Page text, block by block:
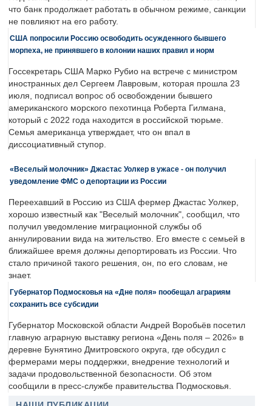
что банк продолжает работать в обычном режиме, санкции
не повлияют на его работу.
США попросили Россию освободить осужденного бывшего
морпеха, не принявшего в колонии наших правил и норм
Госсекретарь США Марко Рубио на встрече с министром
иностранных дел Сергеем Лавровым, которая прошла 23
июля, подписал вопрос об освобождении бывшего
американского морского пехотинца Роберта Гилмана,
который с 2022 года находится в российской тюрьме.
Семья американца утверждает, что он впал в
диссоциативный ступор.
«Веселый молочник» Джастас Уолкер в ужасе - он получил
уведомление ФМС о депортации из России
Переехавший в Россию из США фермер Джастас Уолкер,
хорошо известный как "Веселый молочник", сообщил, что
получил уведомление миграционной службы об
аннулировании вида на жительство. Его вместе с семьей в
ближайшее время должны депортировать из России. Что
стало причиной такого решения, он, по его словам, не
знает.
Губернатор Подмосковья на «Дне поля» пообещал аграриям
сохранить все субсидии
Губернатор Московской области Андрей Воробьёв посетил
главную аграрную выставку региона «День поля – 2026» в
деревне Бунятино Дмитровского округа, где обсудил с
фермерами меры поддержки, внедрение технологий и
задачи продовольственной безопасности. Об этом
сообщили в пресс-службе правительства Подмосковья.